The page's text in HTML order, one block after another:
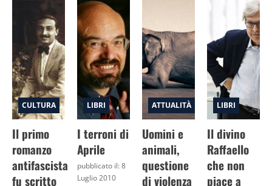
CULTURA
Il primo
romanzo
antifascista
fu scritto
LIBRI
I terroni di
Aprile
pubblicato il: 8
Luglio 2010
ATTUALITÀ
Uomini e
animali,
questione
di violenza
LIBRI
Il divino
Raffaello
che non
piace a